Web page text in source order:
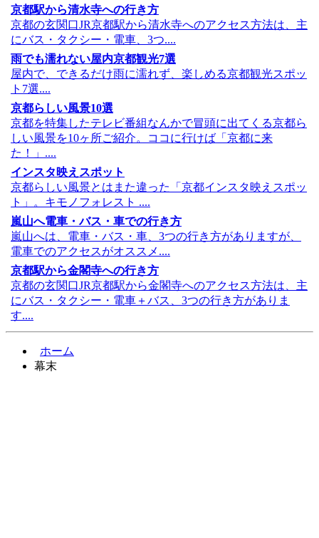
京都駅から清水寺への行き方
京都の玄関口JR京都駅から清水寺へのアクセス方法は、主
にバス・タクシー・電車、3つ....
雨でも濡れない屋内京都観光7選
屋内で、できるだけ雨に濡れず、楽しめる京都観光スポッ
ト7選....
京都らしい風景10選
京都を特集したテレビ番組なんかで冒頭に出てくる京都ら
しい風景を10ヶ所ご紹介。ココに行けば「京都に来
た！」....
インスタ映えスポット
京都らしい風景とはまた違った「京都インスタ映えスポッ
ト」。キモノフォレスト ....
嵐山へ電車・バス・車での行き方
嵐山へは、電車・バス・車、3つの行き方がありますが、
電車でのアクセスがオススメ....
京都駅から金閣寺への行き方
京都の玄関口JR京都駅から金閣寺へのアクセス方法は、主
にバス・タクシー・電車＋バス、3つの行き方がありま
す....
ホーム
幕末